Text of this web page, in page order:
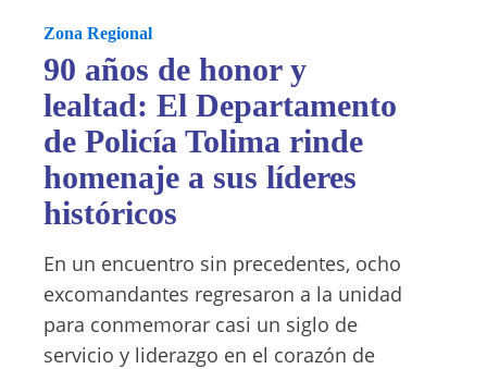
Zona Regional
90 años de honor y
lealtad: El Departamento
de Policía Tolima rinde
homenaje a sus líderes
históricos
​En un encuentro sin precedentes, ocho
excomandantes regresaron a la unidad
para conmemorar casi un siglo de
servicio y liderazgo en el corazón de